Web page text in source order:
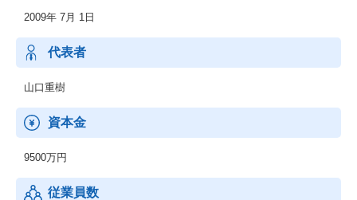
＊コンサルタントの90％がキャリア人材、事業会社出身者が51％
ということも大きな特徴です。
＊事実、既存顧客における取引の継続率は85％以上。他社様への
ご推奨意向があるとお答えくださるお客様は80％と評価をいただ
いています。
2009年 7月 1日
代表者
山口重樹
資本金
9500万円
従業員数